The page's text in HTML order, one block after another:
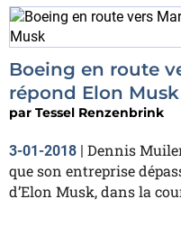
Boeing en route
répond Elon Musk
par Tessel Renzenbrink
3-01-2018 | Dennis
que son entreprise
d’Elon Musk, dans la